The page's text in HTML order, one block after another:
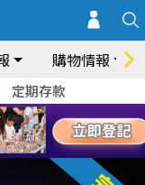
購物情報
定期存款